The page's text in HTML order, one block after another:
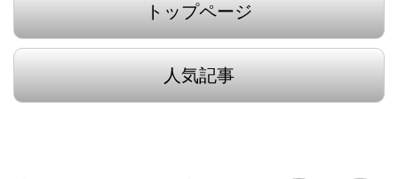
トップページ
人気記事